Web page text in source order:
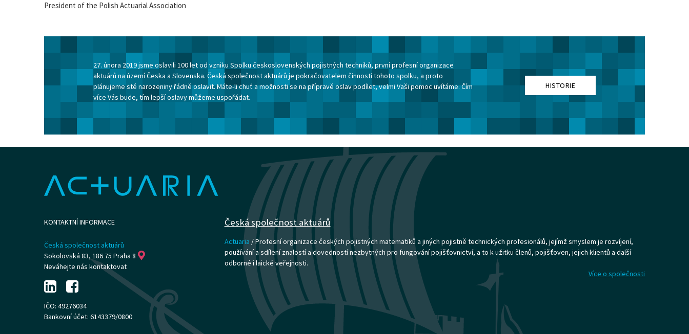
President of the Polish Actuarial Association
27. února 2019 jsme oslavili 100 let od vzniku Spolku československých pojistných techniků, první profesní organizace
aktuárů na území Česka a Slovenska. Česká společnost aktuárů je pokračovatelem činnosti tohoto spolku, a proto
plánujeme sté narozeniny řádně oslavit. Máte-li chuť a možnosti se na přípravě oslav podílet, velmi Vaši pomoc uvítáme. Čím
více Vás bude, tím lepší oslavy můžeme uspořádat.
HISTORIE
KONTAKTNÍ INFORMACE
Česká společnost aktuárů
Sokolovská 83, 186 75 Praha 8
Neváhejte nás kontaktovat
IČO: 49276034
Bankovní účet: 6143379/0800
Česká společnost aktuárů
Actuaria / Profesní organizace českých pojistných matematiků a jiných pojistně technických profesionálů, jejímž smyslem je rozvíjení,
používání a sdílení znalostí a dovedností nezbytných pro fungování pojišťovnictví, a to k užitku členů, pojišťoven, jejich klientů a další
odborné i laické veřejnosti.
Více o společnosti